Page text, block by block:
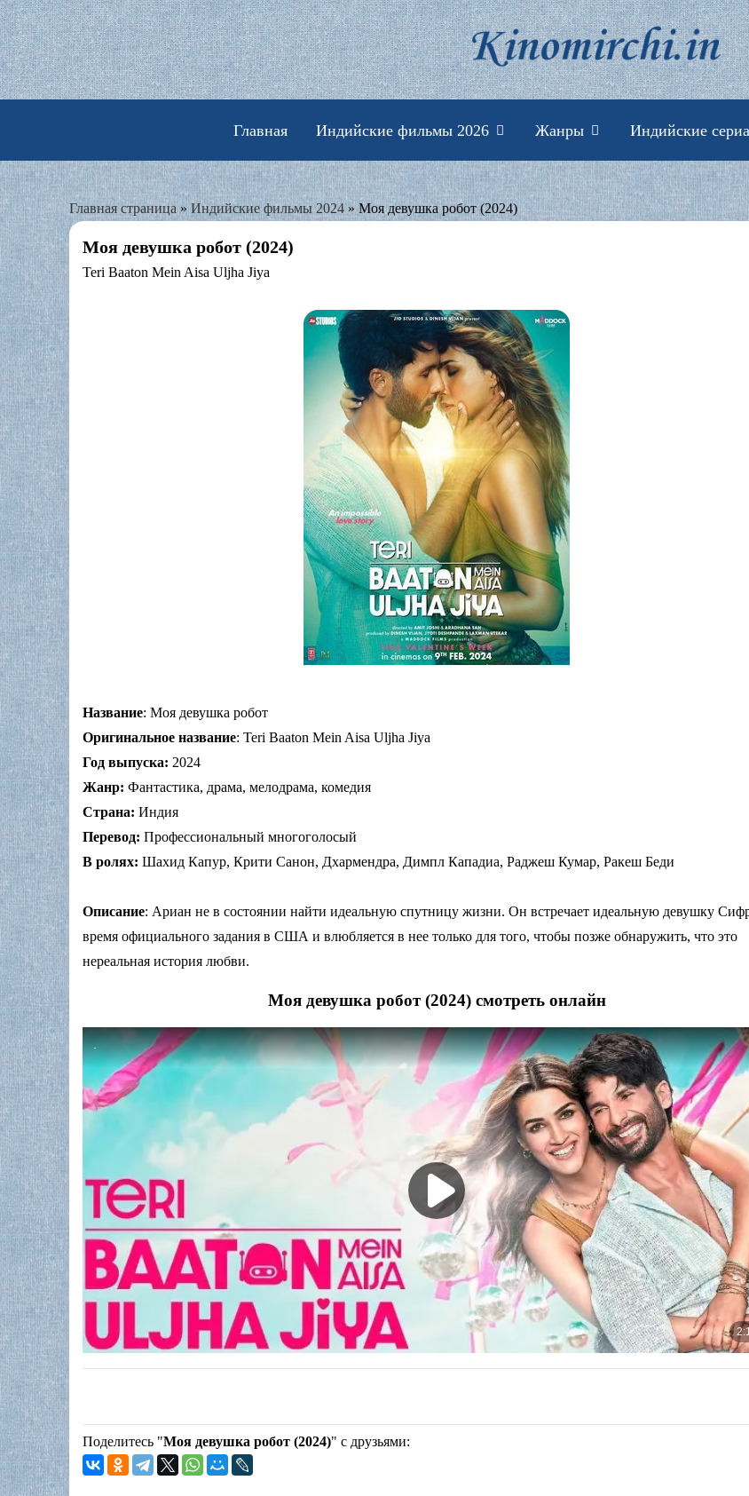
Skip
to
content
Индийские
Главная Индийские фильмы 2026 Жанры Индийские
Главная страница » Индийские фильмы 2024 »Моя девушка робот (2024)
Моя девушка робот (2024)
Teri Baaton Mein Aisa Uljha Jiya
Название: Моя девушка робот
Оригинальное название: Teri Baaton Mein Aisa Uljha Jiya
Год выпуска: 2024
Жанр: Фантастика, драма, мелодрама, комедия
Страна: Индия
Перевод: Профессиональный многоголосый
В ролях: Шахид Капур, Крити Санон, Дхармендра, Димпл Кападиа, Раджеш Кумар, Ракеш Беди
Описание: Ариан не в состоянии найти идеальную спутницу жизни. Он встречает идеальную девушку
время официального задания в США и влюбляется в нее только для того, чтобы позже обнаружить, что это
нереальная история любви.
Моя девушка робот (2024) смотреть онлайн
Поделитесь "Моя девушка робот (2024)" с друзьями: